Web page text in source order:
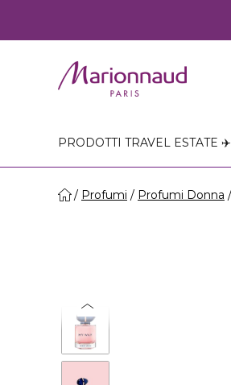
PRODOTTI TRAVEL ESTATE ✈️
Profumi Profumi Donna